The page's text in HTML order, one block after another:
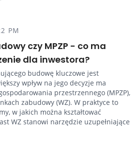
PM
czy MPZP - co ma
dla inwestora?
budowę kluczowe jest
wpływ na jego decyzje ma
przestrzennego (MPZP),
zabudowy (WZ). W praktyce to
w jakich można kształtować
WZ stanowi narzędzie uzupełniające